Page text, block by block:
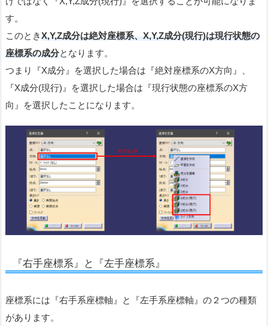
す。
このときX,Y,Z成分は絶対座標系、X,Y,Z成分(現行)は現行状態の
座標系の成分となります。
つまり『X成分』を選択した場合は『絶対座標系のX方向』、
『X成分(現行)』を選択した場合は『現行状態の座標系のX方
向』を選択したことになります。
『右手座標系』と『左手座標系』
座標系には『右手系座標軸』と『左手系座標軸』の２つの種類
があります。